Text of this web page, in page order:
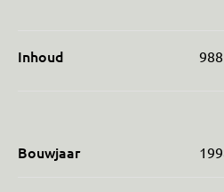
Inhoud
Bouwjaar